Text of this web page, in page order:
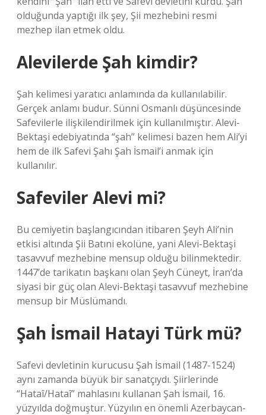
olduğunda yaptığı ilk şey, Şii mezhebini resmi
mezhep ilan etmek oldu.
Alevilerde Şah kimdir?
Şah kelimesi yaratıcı anlamında da kullanılabilir.
Gerçek anlamı budur. Sünni Osmanlı düşüncesinde
Safevilerle ilişkilendirilmek için kullanılmıştır. Alevi-
Bektaşi edebiyatında “şah” kelimesi bazen hem Ali’yi
hem de ilk Safevi Şahı Şah İsmail’i anmak için
kullanılır.
Safeviler Alevi mi?
Bu cemiyetin başlangıcından itibaren Şeyh Ali’nin
etkisi altında Şii Batıni ekolüne, yani Alevi-Bektaşi
tasavvuf mezhebine mensup olduğu bilinmektedir.
1447’de tarikatın başkanı olan Şeyh Cüneyt, İran’da
siyasi bir güç olan Alevi-Bektaşi tasavvuf mezhebine
mensup bir Müslümandı.
Şah İsmail Hatayi Türk mü?
Safevi devletinin kurucusu Şah İsmail (1487-1524)
aynı zamanda büyük bir sanatçıydı. Şiirlerinde
“Hataî/Hataî” mahlasını kullanan Şah İsmail, 16.
yüzyılda doğmuştur. Yüzyılın en önemli Azerbaycan-